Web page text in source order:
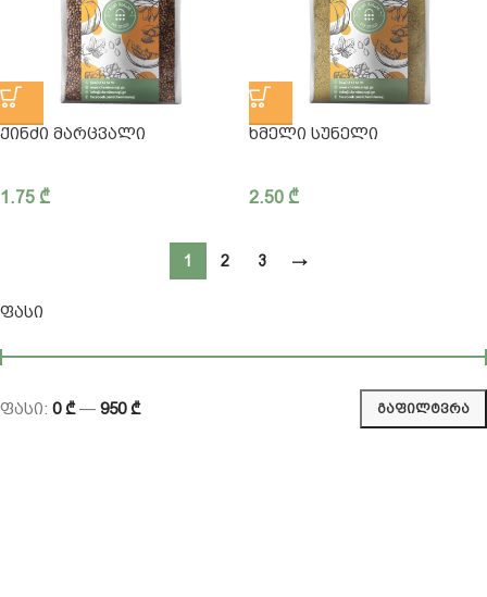
ᲤᲐᲡᲘ
ᲒᲐᲤᲘᲚᲢᲕᲠᲐ
ფასი: 0 ₾— 950 ₾
ᲥᲘᲜᲫᲘ ᲛᲐᲠᲪᲕᲐᲚᲘ
1.75 ₾
ᲮᲛᲔᲚᲘ ᲡᲣᲜᲔᲚᲘ
2.50 ₾
1 2 3 →